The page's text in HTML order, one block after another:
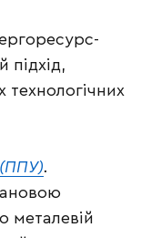
підхід,
(ППУ).
металевій